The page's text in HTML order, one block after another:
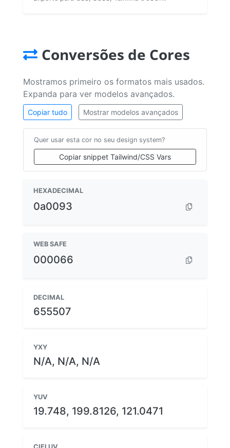
Conversões de Cores
Mostramos primeiro os formatos mais usados.
Expanda para ver modelos avançados.
Copiar tudo Mostrar modelos avançados
Quer usar esta cor no seu design system?
Copiar snippet Tailwind/CSS Vars
HEXADECIMAL
0a0093
WEB SAFE
000066
DECIMAL
655507
YXY
N/A, N/A, N/A
YUV
19.748, 199.8126, 121.0471
CIELUV